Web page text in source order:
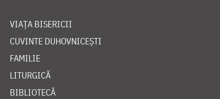
VIAȚA BISERICII
CUVINTE DUHOVNICEȘTI
FAMILIE
LITURGICĂ
BIBLIOTECĂ